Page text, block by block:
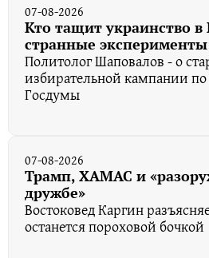
07-08-2026
Кто тащит украинство в
странные
Политолог Шаповалов - о
избирательной кампании
Госдумы
07-08-2026
Трамп, ХАМАС и
дружбе»
Востоковед Каргин
останется пороховой бочкой